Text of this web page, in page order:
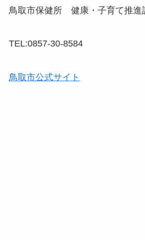
鳥取市保健所 健康・子育て推進
TEL:0857-30-8584
鳥取市公式サイト